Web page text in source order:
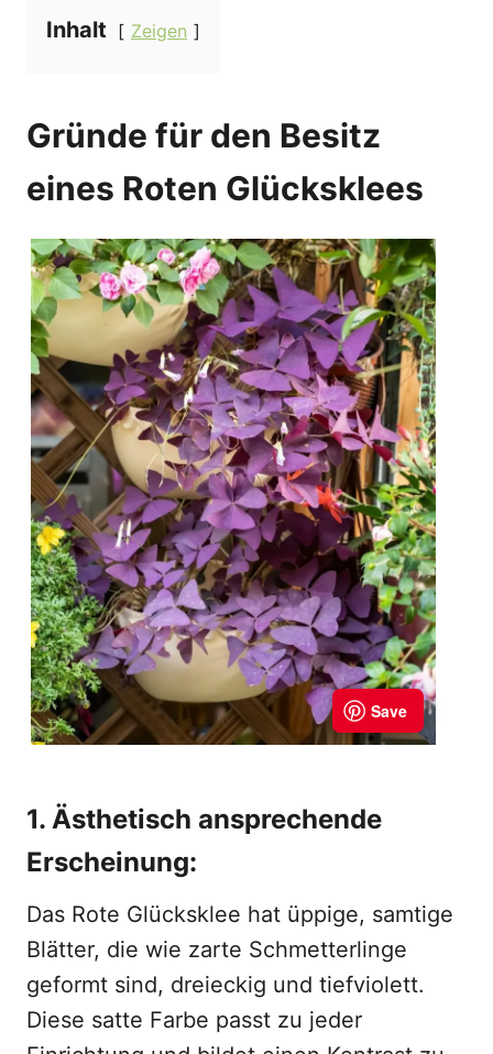
Inhalt Zeigen
Gründe für den Besitz
eines Roten Glücksklees
1. Ästhetisch ansprechende
Erscheinung:
Das Rote Glücksklee hat üppige, samtige
Blätter, die wie zarte Schmetterlinge
geformt sind, dreieckig und tiefviolett.
Diese satte Farbe passt zu jeder